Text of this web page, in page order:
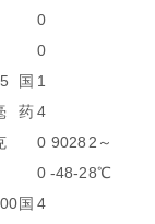
0
0
国
药
1
4
0
0
9028
-48-2
2～
8℃
国 4